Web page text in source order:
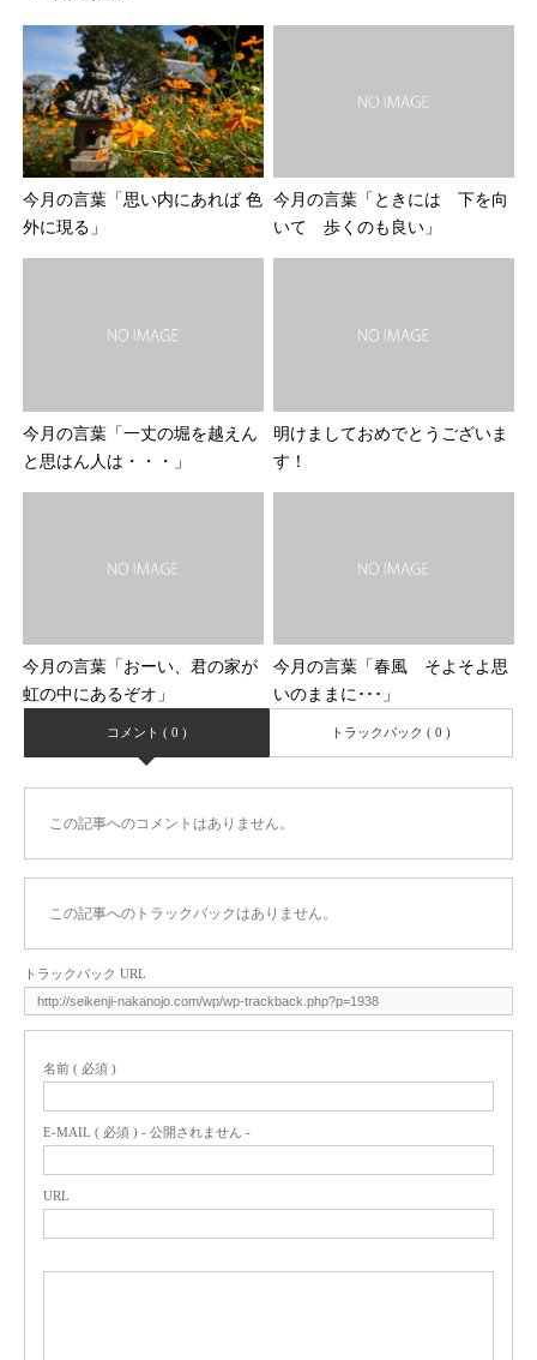
今月の言葉「思い内にあれば 色
外に現る」
今月の言葉「ときには 下を向
いて 歩くのも良い」
今月の言葉「一丈の堀を越えん
と思はん人は・・・」
明けましておめでとうございま
す！
今月の言葉「おーい、君の家が
虹の中にあるぞオ」
今月の言葉「春風 そよそよ思
いのままに･･･」
コメント ( 0 ) トラックバック ( 0 )
この記事へのコメントはありません。
この記事へのトラックバックはありません。
トラックバック URL
名前 ( 必須 )
E-MAIL ( 必須 ) - 公開されません -
URL